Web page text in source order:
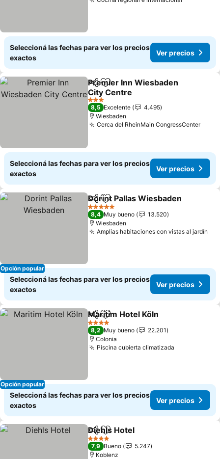
Seleccioná las fechas para ver los precios
exactos
Ver precios
CompartirAñadir a favoritos
Premier Inn Wiesbaden
City Centre
Ver precios
3 Estrellas
8,5 Excelente
4.495
Wiesbaden
Cerca del RheinMain CongressCenterVer
Seleccioná las fechas para ver los precios
exactos
Ver precios
Opción popular
CompartirAñadir a favoritos
Dorint Pallas Wiesbaden
5 Estrellas
8,4 Muy bueno
13.520
Wiesbaden
Amplias habitaciones con vistas al jardín
Seleccioná las fechas para ver los precios
exactos
Ver precios
Opción popular
CompartirAñadir a favoritos
Maritim Hotel Köln
4 Estrellas
8,2 Muy bueno
22.201
Colonia
Piscina cubierta climatizada
Seleccioná las fechas para ver los precios
exactos
Ver precios
CompartirAñadir a favoritos
Diehls Hotel
4 Estrellas
7,9 Bueno
5.247
Koblenz